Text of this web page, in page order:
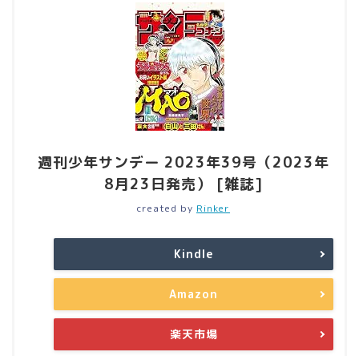
週刊少年サンデー 2023年39号（2023年
8月23日発売） [雑誌]
created by Rinker
Kindle
Amazon
楽天市場